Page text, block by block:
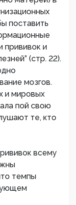
поставить
прививок и
(стр. 22).
мозгов.
и мировых
пой свою
те, кто
всему
темпы